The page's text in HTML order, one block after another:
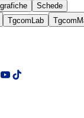
Schede
TgcomLab